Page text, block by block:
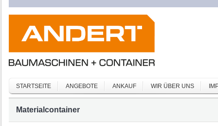
STARTSEITE ANGEBOTE ANKAUF WIR ÜBER UNS
Materialcontainer